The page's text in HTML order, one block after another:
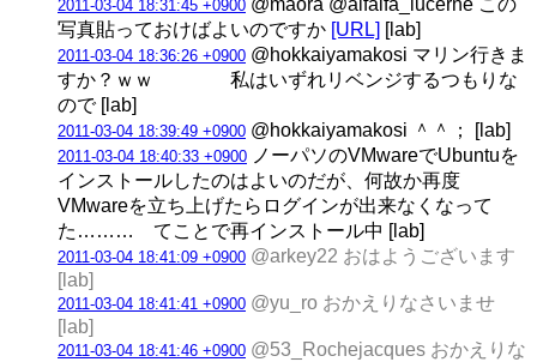
2011-03-04 18:31:45 +0900
写真貼っておけばよいのですか [URL] [lab]
2011-03-04 18:36:26 +0900 @hokkaiyamakosi マリン行きま
すか？ｗｗ 私はいずれリベンジするつもりな
ので [lab]
2011-03-04 18:39:49 +0900 @hokkaiyamakosi ＾＾； [lab]
2011-03-04 18:40:33 +0900 ノーパソのVMwareでUbuntuを
インストールしたのはよいのだが、何故か再度
VMwareを立ち上げたらログインが出来なくなって
た……… てことで再インストール中 [lab]
2011-03-04 18:41:09 +0900 @arkey22 おはようございます
[lab]
2011-03-04 18:41:41 +0900 @yu_ro おかえりなさいませ
[lab]
2011-03-04 18:41:46 +0900 @53_Rochejacques おかえりな